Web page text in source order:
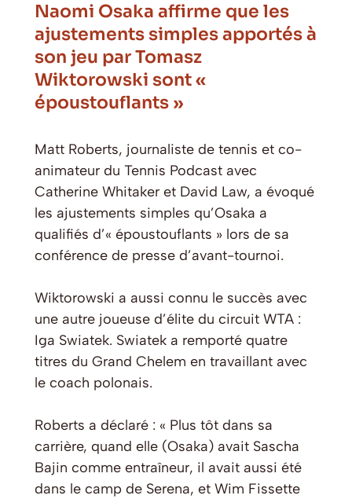
Naomi Osaka affirme que les
ajustements simples apportés à
son jeu par Tomasz
Wiktorowski sont «
époustouflants »
Matt Roberts, journaliste de tennis et co-
animateur du Tennis Podcast avec
Catherine Whitaker et David Law, a évoqué
les ajustements simples qu’Osaka a
qualifiés d’« époustouflants » lors de sa
conférence de presse d’avant-tournoi.
Wiktorowski a aussi connu le succès avec
une autre joueuse d’élite du circuit WTA :
Iga Swiatek. Swiatek a remporté quatre
titres du Grand Chelem en travaillant avec
le coach polonais.
Roberts a déclaré : « Plus tôt dans sa
carrière, quand elle (Osaka) avait Sascha
Bajin comme entraîneur, il avait aussi été
dans le camp de Serena, et Wim Fissette